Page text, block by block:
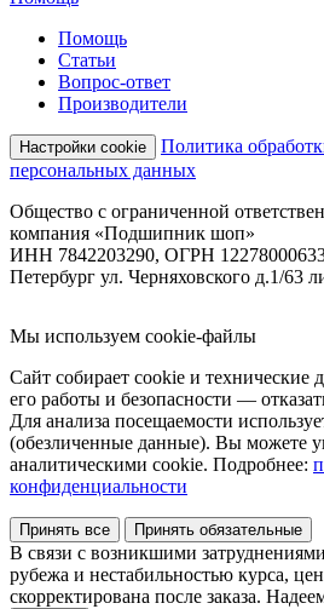
Помощь
Статьи
Вопрос-ответ
Производители
Настройки cookie
Политика
персональных данных
Общество с ограниченной
компания «Подшипник шоп»
ИНН 7842203290, ОГРН
Петербург ул. Черняховского д.1/63
Мы используем cookie-файлы
Сайт собирает cookie и технические
его работы и безопасности —
Для анализа посещаемости
(обезличенные данные). Вы можете
аналитическими cookie. Подробнее:
конфиденциальности
Принять все Принять обязательные
В связи с возникшими
рубежа и нестабильностью курса,
скорректирована после заказа.